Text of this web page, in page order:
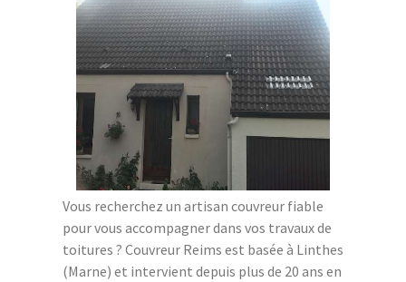
Vous recherchez un artisan couvreur fiable
pour vous accompagner dans vos travaux de
toitures ? Couvreur Reims est basée à Linthes
(Marne) et intervient depuis plus de 20 ans en